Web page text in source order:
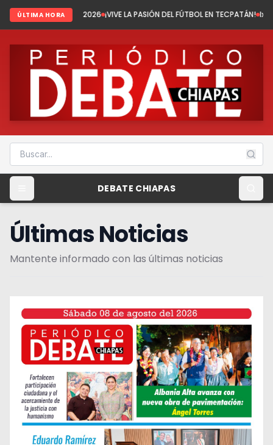
ÚLTIMA HORA
del 2026 ¡VIVE LA PASIÓN DEL FÚTBOL EN TECPATÁN! Ixhuatán: Tenemos
DEBATE CHIAPAS
Últimas Noticias
Mantente informado con las últimas noticias